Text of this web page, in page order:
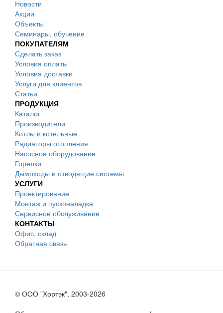
Новости
Акции
Объекты
Семинары, обучение
ПОКУПАТЕЛЯМ
Сделать заказ
Условия оплаты
Условия доставки
Услуги для клиентов
Статьи
ПРОДУКЦИЯ
Каталог
Производители
Котлы и котельные
Радиаторы отопления
Насосное оборудование
Горелки
Дымоходы и отводящие системы
УСЛУГИ
Проектирование
Монтаж и пусконаладка
Сервисное обслуживание
КОНТАКТЫ
Офис, склад
Обратная связь
© ООО "Хортэк", 2003-2026